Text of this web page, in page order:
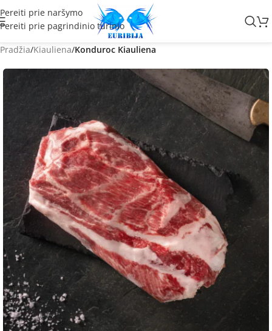
Pereiti prie naršymo
Pereiti prie pagrindinio turinio
Pradžia Kiauliena Konduroc Kiauliena